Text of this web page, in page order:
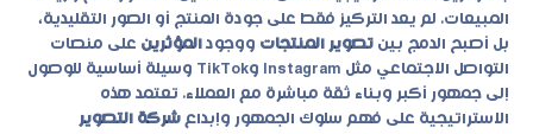
المبيعات. لم يعد التركيز فقط على جودة المنتج أو الصور التقليدية،
بل أصبح الدمج بين تصوير المنتجات ووجود المؤثرين على منصات
التواصل الاجتماعي مثل Instagram وTikTok وسيلة أساسية للوصول
إلى جمهور أكبر وبناء ثقة مباشرة مع العملاء. تعتمد هذه
الاستراتيجية على فهم سلوك الجمهور وإبداع شركة التصوير